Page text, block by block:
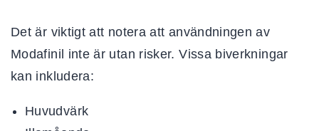
Det är viktigt att notera att användningen av
Modafinil inte är utan risker. Vissa biverkningar
kan inkludera:
Huvudvärk